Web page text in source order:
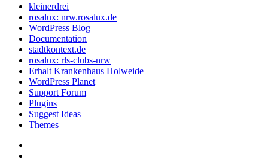
kleinerdrei
rosalux: nrw.rosalux.de
WordPress Blog
Documentation
stadtkontext.de
rosalux: rls-clubs-nrw
Erhalt Krankenhaus Holweide
WordPress Planet
Support Forum
Plugins
Suggest Ideas
Themes